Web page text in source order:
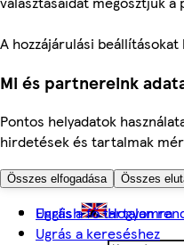
A hozzájárulási
Mi és partnereink
Pontos helyadatok
hirdetések és tartalmak
Összes elfogadása Összes
Ugrás a fő tartalomra
Ugrás a kereséshez
English Hogyan